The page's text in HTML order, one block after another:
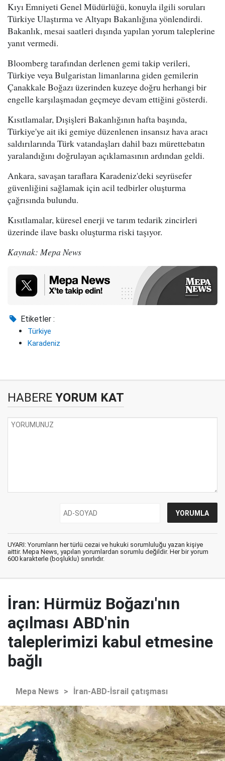
Kıyı Emniyeti Genel Müdürlüğü, konuyla ilgili soruları
Türkiye Ulaştırma ve Altyapı Bakanlığına yönlendirdi.
Bakanlık, mesai saatleri dışında yapılan yorum taleplerine
yanıt vermedi.
Bloomberg tarafından derlenen gemi takip verileri,
Türkiye veya Bulgaristan limanlarına giden gemilerin
Çanakkale Boğazı üzerinden kuzeye doğru herhangi bir
engelle karşılaşmadan geçmeye devam ettiğini gösterdi.
Kısıtlamalar, Dışişleri Bakanlığının hafta başında,
Türkiye'ye ait iki gemiye düzenlenen insansız hava aracı
saldırılarında Türk vatandaşları dahil bazı mürettebatın
yaralandığını doğrulayan açıklamasının ardından geldi.
Ankara, savaşan taraflara Karadeniz'deki seyrüsefer
güvenliğini sağlamak için acil tedbirler oluşturma
çağrısında bulundu.
Kısıtlamalar, küresel enerji ve tarım tedarik zincirleri
üzerinde ilave baskı oluşturma riski taşıyor.
Kaynak: Mepa News
Etiketler :
Türkiye
Karadeniz
HABERE YORUM KAT
UYARI: Yorumların her türlü cezai ve hukuki sorumluluğu yazan kişiye
aittir. Mepa News, yapılan yorumlardan sorumlu değildir. Her bir yorum
600 karakterle (boşluklu) sınırlıdır.
İran: Hürmüz Boğazı'nın
açılması ABD'nin
taleplerimizi kabul etmesine
bağlı
Mepa News > İran-ABD-İsrail çatışması